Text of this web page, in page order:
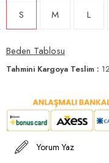
S M L
Beden Tablosu
Tahmini Kargoya Teslim :
Yorum Yaz